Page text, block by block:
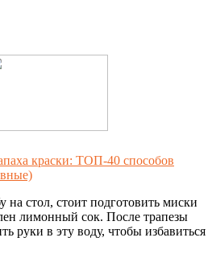
краски: ТОП-40 способов
на стол, стоит подготовить миски
лимонный сок. После трапезы
руки в эту воду, чтобы избавиться